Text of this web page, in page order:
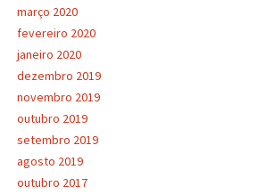
março 2020
fevereiro 2020
janeiro 2020
dezembro 2019
novembro 2019
outubro 2019
setembro 2019
agosto 2019
outubro 2017